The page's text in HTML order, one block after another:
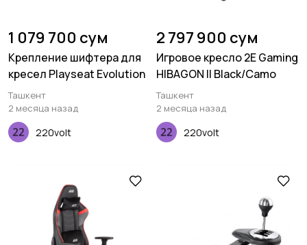
1 079 700 сум
Крепление шифтера для
кресел Playseat Evolution
Ташкент
2 месяца назад
220volt
2 797 900 сум
Игровое кресло 2E Gaming
HIBAGON II Black/Camo
Ташкент
2 месяца назад
220volt